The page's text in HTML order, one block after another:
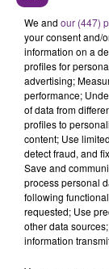
14h22
14h22
MYLES SMITH &
Drive
14h16
14h16
We and our (447)
your consent and/
information on a
profiles for
advertising;
performance;
of data from
profiles to
content; Use
detect fraud, and
Save and
process personal
following
requested; Use
other data
information